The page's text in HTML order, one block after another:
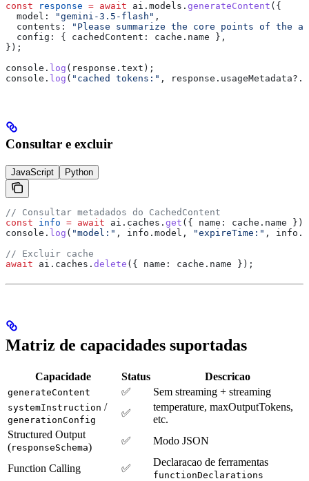
const response = await ai . models . generateContent ({
  model:
"gemini-3.5-flash" ,
  contents:
"Please summarize the core points of the
  config:
{ cachedContent: cache . name },
});
console . log ( response . text );
console . log ( "cached tokens:" , response . usageMetadata?.
Consultar e excluir
JavaScript Python
// Consultar metadados do CachedContent
const info = await ai . caches . get ({ name: cache . name });
console . log ( "model:" , info . model , "expireTime:" , info .
// Excluir cache
await ai . caches . delete ({ name: cache . name });
Matriz de capacidades suportadas
Capacidade Status Descricao
generateContent ✅ Sem streaming + streaming
systemInstruction /
generationConfig
✅
temperature, maxOutputTokens,
etc.
Structured Output
(responseSchema)
✅ Modo JSON
Function Calling ✅
Declaracao de ferramentas
functionDeclarations